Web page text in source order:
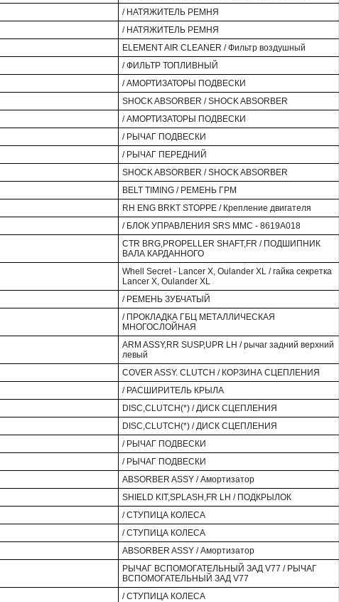
/ НАТЯЖИТЕЛЬ РЕМНЯ
/ НАТЯЖИТЕЛЬ РЕМНЯ
ELEMENT AIR CLEANER / Фильтр воздушный
/ ФИЛЬТР ТОПЛИВНЫЙ
/ АМОРТИЗАТОРЫ ПОДВЕСКИ
SHOCK ABSORBER / SHOCK ABSORBER
/ АМОРТИЗАТОРЫ ПОДВЕСКИ
/ РЫЧАГ ПОДВЕСКИ
/ РЫЧАГ ПЕРЕДНИЙ
SHOCK ABSORBER / SHOCK ABSORBER
BELT TIMING / РЕМЕНЬ ГРМ
RH ENG BRKT STOPPE / Крепление двигателя
/ БЛОК УПРАВЛЕНИЯ SRS MMC - 8619A018
CTR BRG,PROPELLER SHAFT,FR / ПОДШИПНИК
ВАЛА КАРДАННОГО
Whell Secret - Lancer X, Oulander XL / гайка секретка
Lancer X, Oulander XL
/ РЕМЕНЬ ЗУБЧАТЫЙ
/ ПРОКЛАДКА ГБЦ МЕТАЛЛИЧЕСКАЯ
МНОГОСЛОЙНАЯ
ARM ASSY,RR SUSP,UPR LH / рычаг задний верхний
левый
COVER ASSY. CLUTCH / КОРЗИНА СЦЕПЛЕНИЯ
/ РАСШИРИТЕЛЬ КРЫЛА
DISC,CLUTCH(*) / ДИСК СЦЕПЛЕНИЯ
DISC,CLUTCH(*) / ДИСК СЦЕПЛЕНИЯ
/ РЫЧАГ ПОДВЕСКИ
/ РЫЧАГ ПОДВЕСКИ
ABSORBER ASSY / Амортизатор
SHIELD KIT,SPLASH,FR LH / ПОДКРЫЛОК
/ СТУПИЦА КОЛЕСА
/ СТУПИЦА КОЛЕСА
ABSORBER ASSY / Амортизатор
РЫЧАГ ВСПОМОГАТЕЛЬНЫЙ ЗАД V77 / РЫЧАГ
ВСПОМОГАТЕЛЬНЫЙ ЗАД V77
/ СТУПИЦА КОЛЕСА